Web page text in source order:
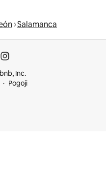
Salamanca
Inc.
Pogoji